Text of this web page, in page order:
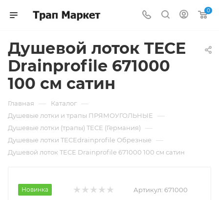
0
Душевой лоток TECE
Drainprofile 671000
100 см сатин
Главная — Каталог —
Душевые лотки и трапы ПРЯМОУГОЛЬНЫЕ —
Душевые лотки (трапы) TECE (Германия) —
Душевые лотки TECEdrainprofile Обрезные —
Душевой лоток TECE Drainprofile 671000 100 см сатин
Новинка Артикул: 671000